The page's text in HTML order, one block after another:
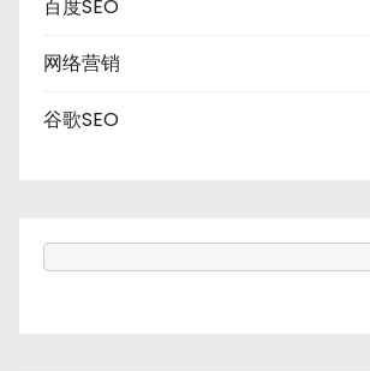
百度SEO
网络营销
谷歌SEO